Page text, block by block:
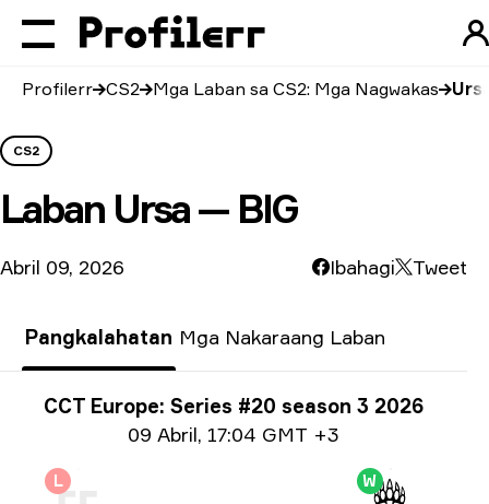
Profilerr CS2 Mga Laban sa CS2: Mga Nagwakas
CS2
Laban Ursa — BIG
Abril 09, 2026 Ibahagi Tweet
Pangkalahatan Mga Nakaraang Laban
Impormasyon tungkol sa Paligsahan
CCT Europe: Series #20 season 3 2026
Impormasyon sa petsa
09 Abril, 17:04 GMT +3
L W